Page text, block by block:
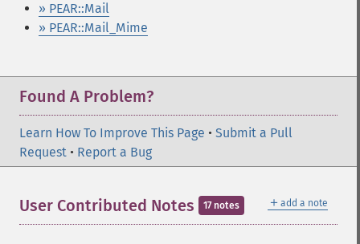
» PEAR::Mail
» PEAR::Mail_Mime
Found A Problem?
Learn How To Improve This Page • Submit a Pull
Request • Report a Bug
＋ add a note
User Contributed Notes 17 notes